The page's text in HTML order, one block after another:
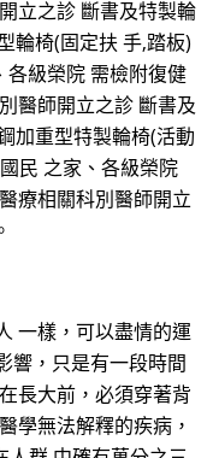
立之診 斷書及特製輪
輪椅(固定扶 手,踏板)
各級榮院 需檢附復健
醫師開立之診 斷書及
加重型特製輪椅(活動
民 之家、各級榮院
療相關科別醫師開立
一樣，可以盡情的運
響，只是有一段時間
長大前，必須穿著背
學無法解釋的疾病，